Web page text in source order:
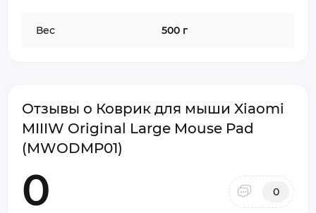
Вес 500 г
Отзывы о Коврик для мыши Xiaomi
MIIIW Original Large Mouse Pad
(MWODMP01)
0 0